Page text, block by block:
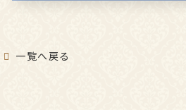
一覧へ戻る